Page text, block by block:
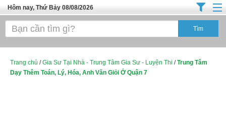
Hôm nay, Thứ Bảy 08/08/2026
Trang chủ
Tuyển Sinh Đào Tạo
Trang chủ /Gia Sư Tại Nhà - Trung Tâm Gia Sư - Luyện Thi /Trung Tâm
Dạy Thêm Toán, Lý, Hóa, Anh Văn Giỏi Ở Quận 7